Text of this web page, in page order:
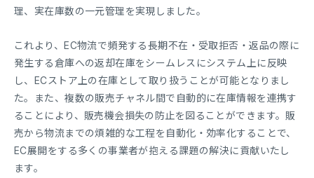
理、実在庫数の一元管理を実現しました。
これより、EC物流で頻発する長期不在・受取拒否・返品の際に
発生する倉庫への返却在庫をシームレスにシステム上に反映
し、ECストア上の在庫として取り扱うことが可能となりまし
た。また、複数の販売チャネル間で自動的に在庫情報を連携す
ることにより、販売機会損失の防止を図ることができます。販
売から物流までの煩雑的な工程を自動化・効率化することで、
EC展開をする多くの事業者が抱える課題の解決に貢献いたし
ます。